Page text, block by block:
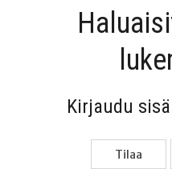
Kir­jau­du
Tilaa